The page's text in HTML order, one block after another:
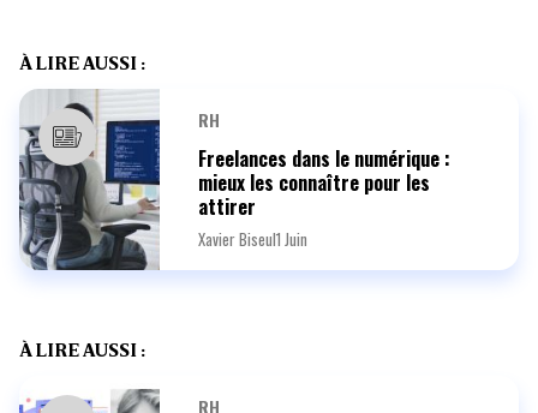
À LIRE AUSSI :
RH
Freelances dans le numérique :
mieux les connaître pour les
attirer
Xavier Biseul1 Juin
À LIRE AUSSI :
RH